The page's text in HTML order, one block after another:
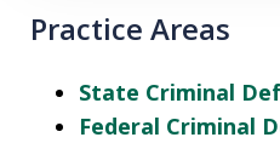
Practice Areas
State Criminal
Federal Criminal